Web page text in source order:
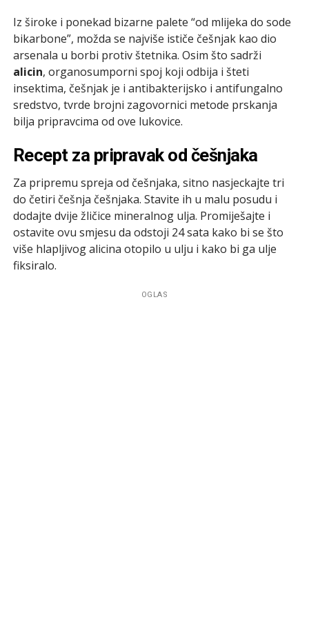
Iz široke i ponekad bizarne palete “od mlijeka do sode
bikarbone”, možda se najviše ističe češnjak kao dio
arsenala u borbi protiv štetnika. Osim što sadrži
alicin, organosumporni spoj koji odbija i šteti
insektima, češnjak je i antibakterijsko i antifungalno
sredstvo, tvrde brojni zagovornici metode prskanja
bilja pripravcima od ove lukovice.
Recept za pripravak od češnjaka
Za pripremu spreja od češnjaka, sitno nasjeckajte tri
do četiri češnja češnjaka. Stavite ih u malu posudu i
dodajte dvije žličice mineralnog ulja. Promiješajte i
ostavite ovu smjesu da odstoji 24 sata kako bi se što
više hlapljivog alicina otopilo u ulju i kako bi ga ulje
fiksiralo.
OGLAS